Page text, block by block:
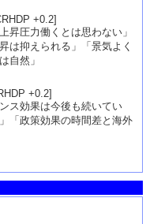
+0.2]
昇圧力働くとは思わない」
は抑えられる」「景気よく
自然」
+0.2]
ス効果は今後も続いてい
「政策効果の時間差と海外